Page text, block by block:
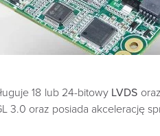
18 lub 24-bitowy LVDS
3.0 oraz posiada akcelerację